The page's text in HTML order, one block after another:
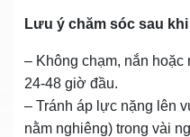
Lưu ý chăm sóc sau
– Không chạm, nắn hoặc
24‑48 giờ đầu.
– Tránh áp lực nặng lên
nằm nghiêng) trong vài